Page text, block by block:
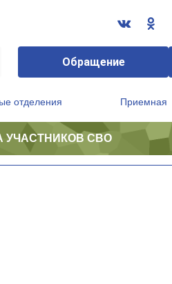
Обращение
отделения Приемная
УЧАСТНИКОВ СВО